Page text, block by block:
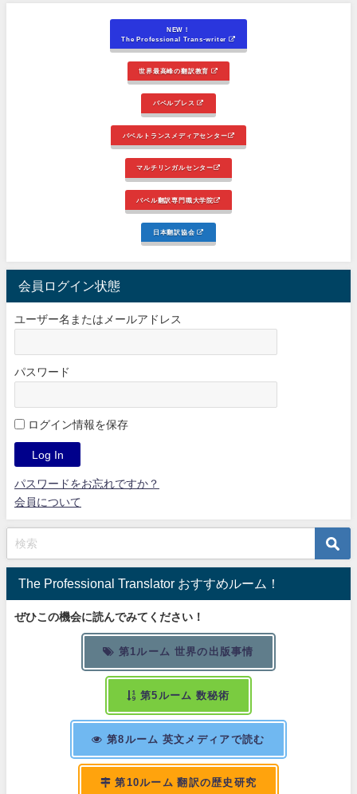
NEW！
The Professional Trans-writer
世界最高峰の翻訳教育
バベルプレス
バベルトランスメディアセンター
マルチリンガルセンター
バベル翻訳専門職大学院
日本翻訳協会
会員ログイン状態
ユーザー名またはメールアドレス
パスワード
ログイン情報を保存
パスワードをお忘れですか？
会員について
The Professional Translator おすすめルーム！
ぜひこの機会に読んでみてください！
第1ルーム 世界の出版事情
第5ルーム 数秘術
第8ルーム 英文メディアで読む
第10ルーム 翻訳の歴史研究